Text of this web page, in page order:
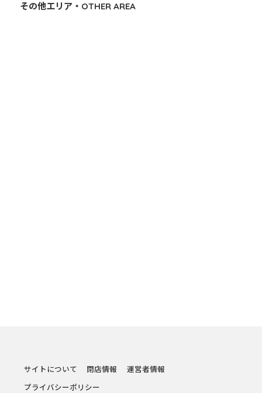
その他エリア・OTHER AREA
サイトについて 閉店情報
運営者情報
プライバシーポリシー